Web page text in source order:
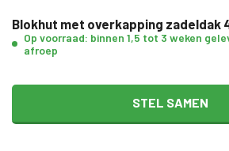
Blokhut met overkapping zadeldak
Op voorraad: binnen 1,5 tot 3 weken
afroep
STEL SAMEN